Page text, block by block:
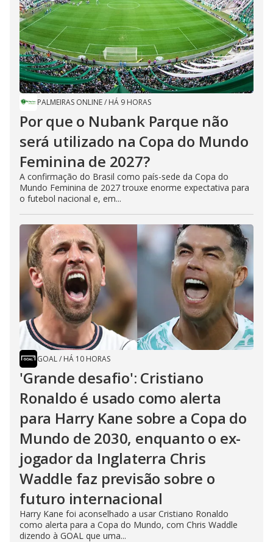
PALMEIRAS ONLINE/ HÁ 9 HORAS
Por que o Nubank Parque não
será utilizado na Copa do Mundo
Feminina de 2027?
A confirmação do Brasil como país-sede da Copa do
Mundo Feminina de 2027 trouxe enorme expectativa para
o futebol nacional e, em...
GOAL/ HÁ 10 HORAS
'Grande desafio': Cristiano
Ronaldo é usado como alerta
para Harry Kane sobre a Copa do
Mundo de 2030, enquanto o ex-
jogador da Inglaterra Chris
Waddle faz previsão sobre o
futuro internacional
Harry Kane foi aconselhado a usar Cristiano Ronaldo
como alerta para a Copa do Mundo, com Chris Waddle
dizendo à GOAL que uma...